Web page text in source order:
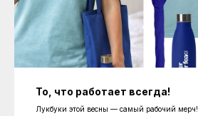
То, что работает всегда!
Лукбуки этой весны — самый рабочий мерч!